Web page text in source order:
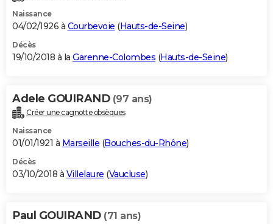
Naissance
04/02/1926 à Courbevoie (Hauts-de-Seine)
Décès
19/10/2018 à la Garenne-Colombes (Hauts-de-Seine)
Adele GOUIRAND (97 ans)
Créer une cagnotte obsèques
Naissance
01/01/1921 à Marseille (Bouches-du-Rhône)
Décès
03/10/2018 à Villelaure (Vaucluse)
Paul GOUIRAND (71 ans)